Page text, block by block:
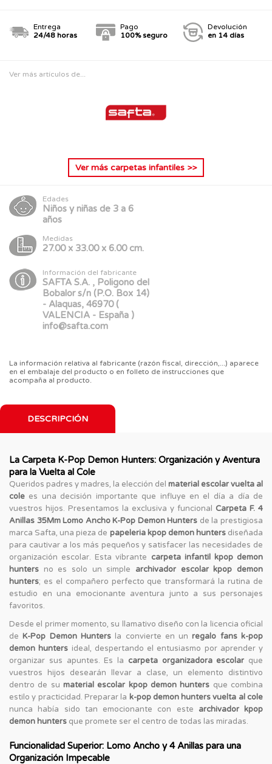
Entrega
24/48 horas
Pago
100% seguro
Devolución
en 14 días
Ver más artículos de...
Ver más carpetas infantiles >>
Edades
Niños y niñas de 3 a 6
años
Medidas
27.00 x 33.00 x 6.00 cm.
Información del fabricante
SAFTA S.A. , Poligono del
Bobalor s/n (P.O. Box 14)
- Alaquas, 46970 (
VALENCIA - España )
info@safta.com
La información relativa al fabricante (razón fiscal, dirección,...) aparece
en el embalaje del producto o en folleto de instrucciones que
acompaña al producto.
DESCRIPCIÓN
La Carpeta K-Pop Demon Hunters: Organización y Aventura
para la Vuelta al Cole
Queridos padres y madres, la elección del material escolar vuelta al
cole es una decisión importante que influye en el día a día de
vuestros hijos. Presentamos la exclusiva y funcional Carpeta F. 4
Anillas 35Mm Lomo Ancho K-Pop Demon Hunters de la prestigiosa
marca Safta, una pieza de papeleria kpop demon huntersdiseñada
para cautivar a los más pequeños y satisfacer las necesidades de
organización escolar. Esta vibrante carpeta infantil kpop demon
hunters no es solo un simple archivador escolar kpop demon
hunters; es el compañero perfecto que transformará la rutina de
estudio en una emocionante aventura junto a sus personajes
favoritos.
Desde el primer momento, su llamativo diseño con la licencia oficial
deK-Pop Demon Huntersla convierte en unregalo fans k-pop
demon hunters ideal, despertando el entusiasmo por aprender y
organizar sus apuntes. Es la carpeta organizadora escolar que
vuestros hijos desearán llevar a clase, un elemento distintivo
dentro de su material escolar kpop demon hunters que combina
estilo y practicidad. Preparar la k-pop demon hunters vuelta al cole
nunca había sido tan emocionante con este archivador kpop
demon hunters que promete ser el centro de todas las miradas.
Funcionalidad Superior: Lomo Ancho y 4 Anillas para una
Organización Impecable